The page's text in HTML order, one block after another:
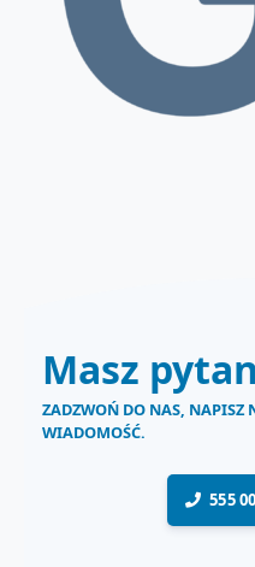
Masz
ZADZWOŃ DO NAS, NAPISZ
WIADOMOŚĆ.
555